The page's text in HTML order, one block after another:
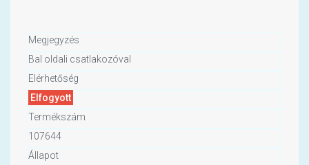
Megjegyzés
Bal oldali csatlakozóval
Elérhetőség
Elfogyott
Termékszám
107644
Állapot